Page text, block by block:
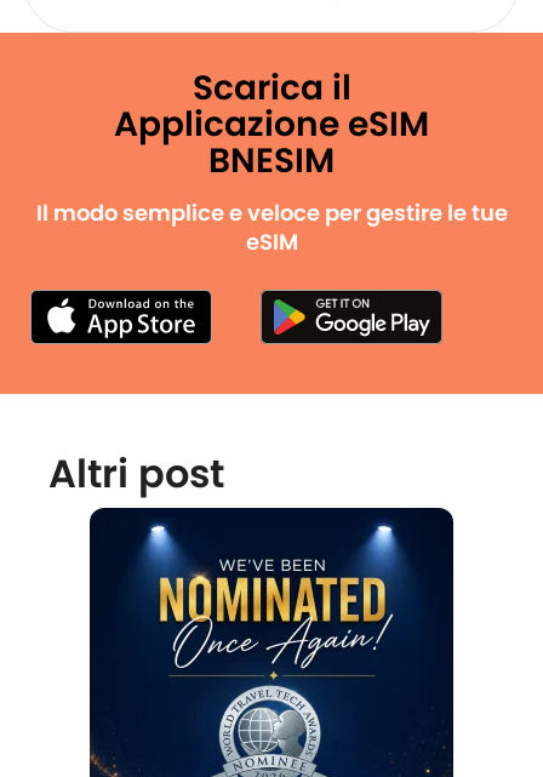
Scarica il
Applicazione eSIM
BNESIM
Il modo semplice e veloce per gestire le tue
eSIM
Altri post